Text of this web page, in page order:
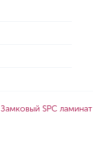
Замковый SPC ламинат